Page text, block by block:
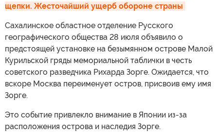
щепки. Жесточайший ущерб обороне страны
Сахалинское областное отделение Русского
географического общества 28 июля объявило о
предстоящей установке на безымянном острове Малой
Курильской гряды мемориальной таблички в честь
советского разведчика Рихарда Зорге. Ожидается, что
вскоре Москва переименует остров, присвоив ему имя
Зорге.
Это событие привлекло внимание в Японии из-за
расположения острова и наследия Зорге.